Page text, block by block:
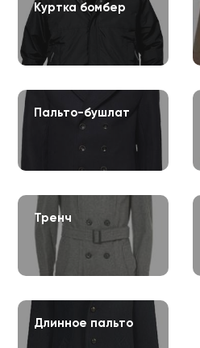
Куртка бомбер
Пальто-бушлат
Тренч
Длинное пальто